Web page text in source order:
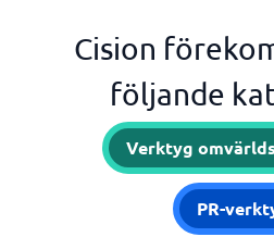
Cision
följande
Verktyg
PR-